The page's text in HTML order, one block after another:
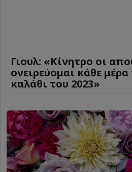
Γιουλ: «Κίνητρο οι
ονειρεύομαι κάθε
καλάθι του 2023»